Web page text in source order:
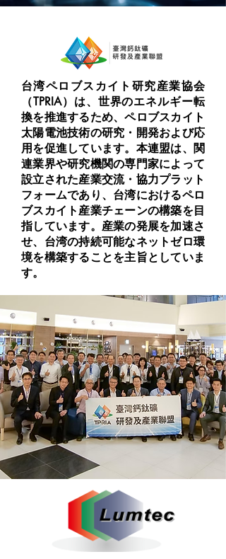
台湾ペロブスカイト研究産業協会
（TPRIA）は、世界のエネルギー転
換を推進するため、ペロブスカイト
太陽電池技術の研究・開発および応
用を促進しています。本連盟は、関
連業界や研究機関の専門家によって
設立された産業交流・協力プラット
フォームであり、台湾におけるペロ
ブスカイト産業チェーンの構築を目
指しています。産業の発展を加速さ
せ、台湾の持続可能なネットゼロ環
境を構築することを主旨としていま
す。